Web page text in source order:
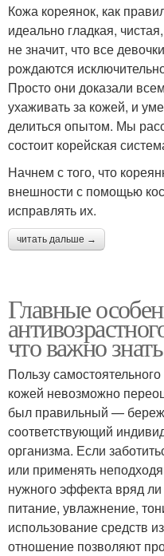
Кожа кореянок, как
идеально гладкая,
не значит, что все
рождаются
Просто они доказали
ухаживать за кожей, и
делиться опытом. Мы
состоит корейская
Начнем с того, что
внешности с помощью
исправлять их.
читать дальше →
Главные
что важно
Пользу
кожей невозможно
был правильный —
соответствующий
организма. Если
или применять
нужного эффекта вряд
питание, увлажнение,
использование средств
отношение позволяют